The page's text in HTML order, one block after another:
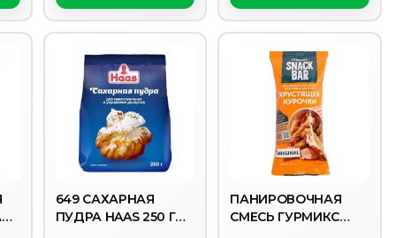
649 САХАРНАЯ
ПУДРА HAAS 250 Г
ПАНИРОВОЧНАЯ
СМЕСЬ ГУРМИКС